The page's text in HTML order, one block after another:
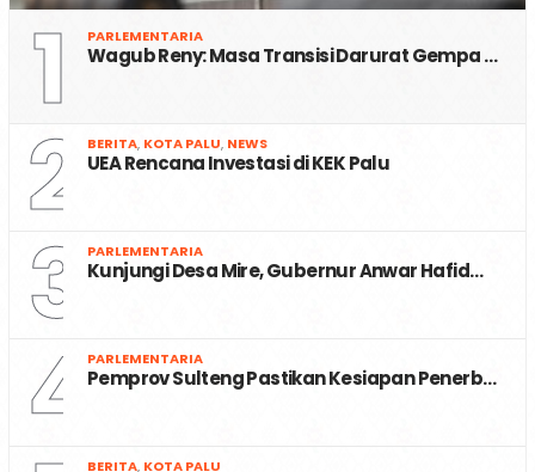
1 PARLEMENTARIA
Wagub Reny: Masa Transisi Darurat Gempa …
2 BERITA, KOTA PALU, NEWS
UEA Rencana Investasi di KEK Palu
3 PARLEMENTARIA
Kunjungi Desa Mire, Gubernur Anwar Hafid…
4 PARLEMENTARIA
Pemprov Sulteng Pastikan Kesiapan Penerb…
BERITA, KOTA PALU